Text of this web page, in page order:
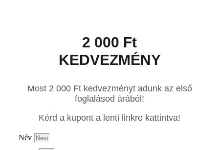
2 000 Ft
KEDVEZMÉNY
Most 2 000 Ft kedvezményt adunk az első
foglalásod árából!
Kérd a kupont a lenti linkre kattintva!
Név